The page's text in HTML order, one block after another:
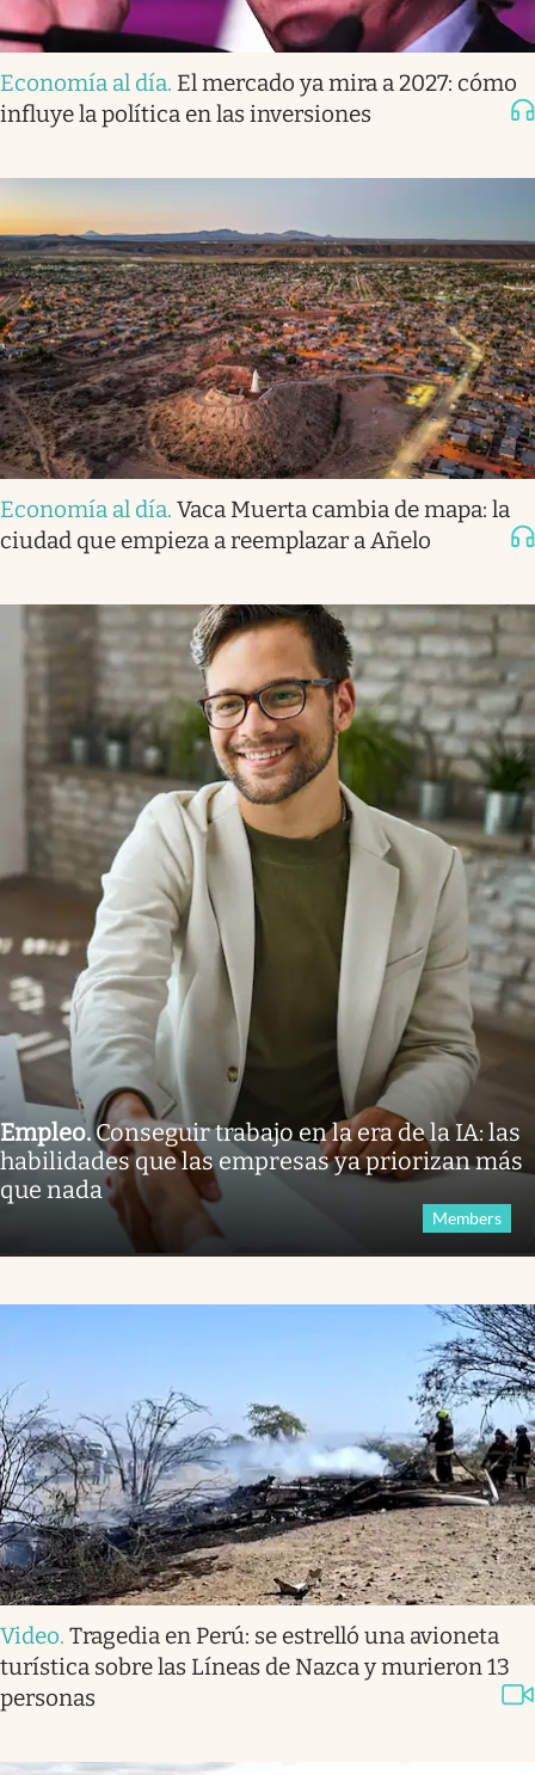
Economía al día. El mercado ya mira a 2027: cómo
influye la política en las inversiones
Economía al día. Vaca Muerta cambia de mapa: la
ciudad que empieza a reemplazar a Añelo
Empleo.Conseguir trabajo en la era de la IA: las
habilidades que las empresas ya priorizan más
que nada
Members
Video. Tragedia en Perú: se estrelló una avioneta
turística sobre las Líneas de Nazca y murieron 13
personas